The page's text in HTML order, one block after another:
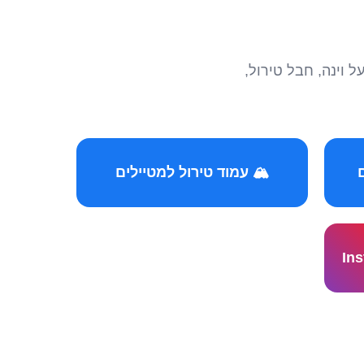
וינה, חבל טירול,
🏔️ עמוד טירול למטיילים